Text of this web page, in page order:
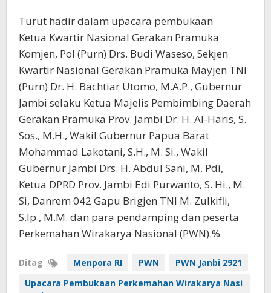
Turut hadir dalam upacara pembukaan
Ketua Kwartir Nasional Gerakan Pramuka
Komjen, Pol (Purn) Drs. Budi Waseso, Sekjen
Kwartir Nasional Gerakan Pramuka Mayjen TNI
(Purn) Dr. H. Bachtiar Utomo, M.A.P., Gubernur
Jambi selaku Ketua Majelis Pembimbing Daerah
Gerakan Pramuka Prov. Jambi Dr. H. Al-Haris, S.
Sos., M.H., Wakil Gubernur Papua Barat
Mohammad Lakotani, S.H., M. Si., Wakil
Gubernur Jambi Drs. H. Abdul Sani, M. Pdi,
Ketua DPRD Prov. Jambi Edi Purwanto, S. Hi., M.
Si, Danrem 042 Gapu Brigjen TNI M. Zulkifli,
S.Ip., M.M. dan para pendamping dan peserta
Perkemahan Wirakarya Nasional (PWN).%
Ditag Menpora RI PWN
PWN Janbi 2921
Upacara Pembukaan Perkemahan Wirakarya Nasi